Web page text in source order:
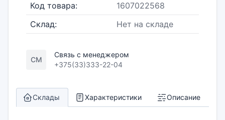
Код товара:
1607022568
Склад:
Нет на складе
СМ
Связь с менеджером
+375(33)333-22-04
Склады Характеристики Описание